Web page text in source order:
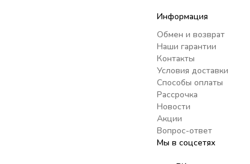
Информация
Обмен и возврат
Наши гарантии
Контакты
Условия доставки
Способы оплаты
Рассрочка
Новости
Акции
Вопрос-ответ
Мы в соцсетях